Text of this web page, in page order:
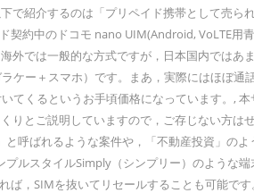
紹介するのは「プリペイド携帯として売
契約中のドコモ nano UIM(Android, VoLTE
では一般的な方式ですが，日本国内では
ケー＋スマホ）です。まあ，実際にはほぼ
てくるというお手頃価格になっています。,
りとご説明していますので，ご存じない方
呼ばれるような案件や，「不動産投資」
ルスタイルSimply（シンプリー）のような
，SIMを抜いてリセールすることも可能